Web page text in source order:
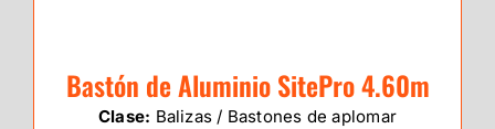
Bastón de Aluminio SitePro 4.60m
Clase: Balizas / Bastones de aplomar